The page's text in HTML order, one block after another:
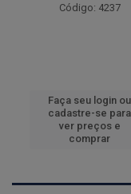
Código: 4237
Faça seu login ou
cadastre-se para
ver preços e
comprar